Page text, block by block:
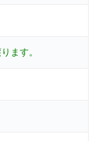
ます。